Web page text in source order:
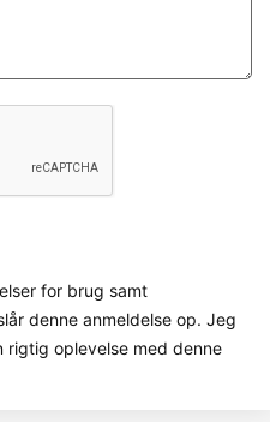
for brug samt
denne anmeldelse op. Jeg
oplevelse med denne